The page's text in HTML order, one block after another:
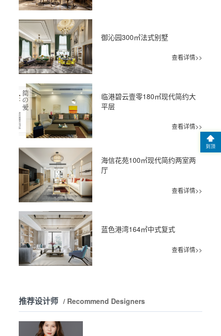
御沁园300㎡法式别墅
查看详情>>
临港碧云壹零180㎡现代简约大
平层
查看详情>>
海信花苑100㎡现代简约两室两
厅
查看详情>>
蓝色港湾164㎡中式复式
查看详情>>
推荐设计师 / Recommend Designers
到顶